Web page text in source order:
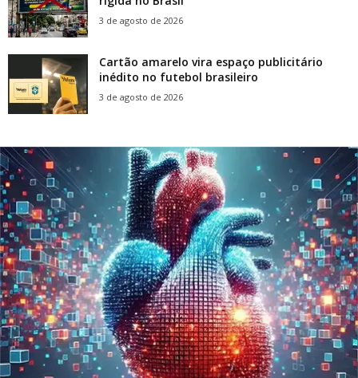
3 de agosto de 2026
Cartão amarelo vira espaço publicitário
inédito no futebol brasileiro
3 de agosto de 2026